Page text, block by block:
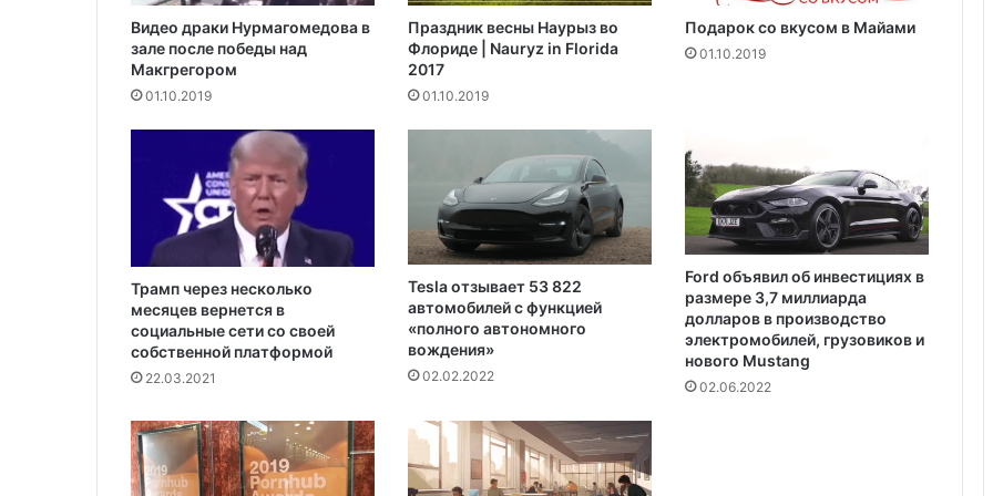
Пляжный домик в Северной
Каролине, где Билл Гейтс и его
отдыха
а
д
о
р
п
ы
т
а
н
я
л
ь
н
о
д
н
е
н
и
е
р
е
д
Видео драки Нурмагомедова в
зале после победы над
Макгрегором‍
01.10.2019
Праздник весны Наурыз во
Флориде | Nauryz in Florida
2017
01.10.2019
Подарок со вкусом в Майами
01.10.2019
Трамп через несколько
месяцев вернется в
социальные сети со своей
собственной платформой
22.03.2021
Tesla отзывает 53 822
автомобилей с функцией
«полного автономного
вождения»
02.02.2022
Ford объявил об инвестициях в
размере 3,7 миллиарда
долларов в производство
электромобилей, грузовиков и
нового Mustang
02.06.2022